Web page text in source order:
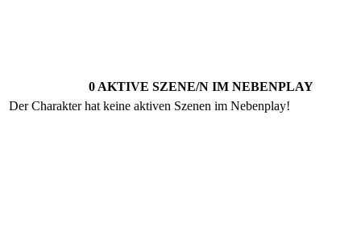
0 AKTIVE SZENE/N IM NEBENPLAY
Der Charakter hat keine aktiven Szenen im Nebenplay!